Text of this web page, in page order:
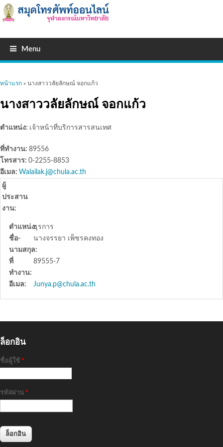
Menu
คุณอยู่ที่นี่
หน้าแรก » นางสาววลัยลักษณ์ จอกแก้ว
นางสาววลัยลักษณ์ จอกแก้ว
ตำแหน่ง: เจ้าหน้าที่บริการสารสนเทศ
ที่ทำงาน: 89556
โทรสาร: 0-2255-8853
อีเมล: Walailak.j@chula.ac.th
ผู้
ประสาน
งาน:
ตำแหน่ง:ธุรการ
ชื่อ-
นามสกุล:
นางจรรยา เพ็ชรคงทอง
ที่
ทำงาน:
89555-7
อีเมล: Junya.p@chula.ac.th
ล็อกอิน
ชื่อผู้ใช้ *
รหัสผ่าน *